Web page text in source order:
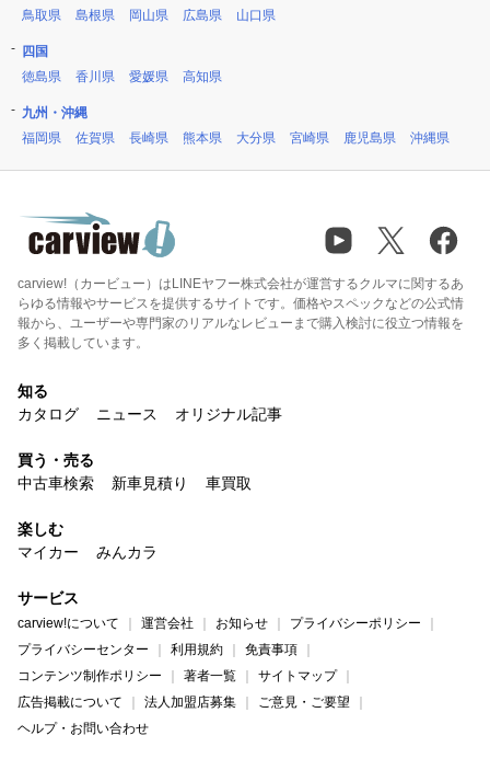
鳥取県
島根県 岡山県 広島県 山口県
四国
徳島県
香川県 愛媛県 高知県
九州・沖縄
福岡県
佐賀県 長崎県 熊本県 大分県 宮崎県 鹿児島県 沖縄県
carview!（カービュー）はLINEヤフー株式会社が運営するクルマに関するあ
らゆる情報やサービスを提供するサイトです。価格やスペックなどの公式情
報から、ユーザーや専門家のリアルなレビューまで購入検討に役立つ情報を
多く掲載しています。
知る
カタログ
ニュース オリジナル記事
買う・売る
中古車検索
新車見積り 車買取
楽しむ
マイカー
みんカラ
サービス
carview!について 運営会社 お知らせ
プライバシーポリシー
プライバシーセンター
利用規約
免責事項
コンテンツ制作ポリシー
著者一覧
サイトマップ
広告掲載について
法人加盟店募集
ご意見・ご要望
ヘルプ・お問い合わせ